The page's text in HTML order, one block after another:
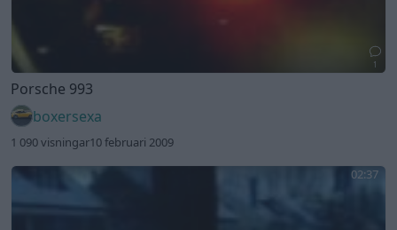
1
Porsche 993
boxersexa
1 090 visningar10 februari 2009
02:37